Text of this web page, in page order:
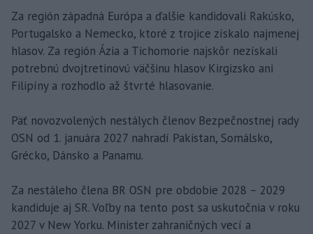
Za región západná Európa a ďalšie kandidovali Rakúsko,
Portugalsko a Nemecko, ktoré z trojice získalo najmenej
hlasov. Za región Ázia a Tichomorie najskôr nezískali
potrebnú dvojtretinovú väčšinu hlasov Kirgizsko ani
Filipíny a rozhodlo až štvrté hlasovanie.
Päť novozvolených nestálych členov Bezpečnostnej rady
OSN od 1. januára 2027 nahradí Pakistan, Somálsko,
Grécko, Dánsko a Panamu.
Za nestáleho člena BR OSN pre obdobie 2028 – 2029
kandiduje aj SR. Voľby na tento post sa uskutočnia v roku
2027 v New Yorku. Minister zahraničných vecí a